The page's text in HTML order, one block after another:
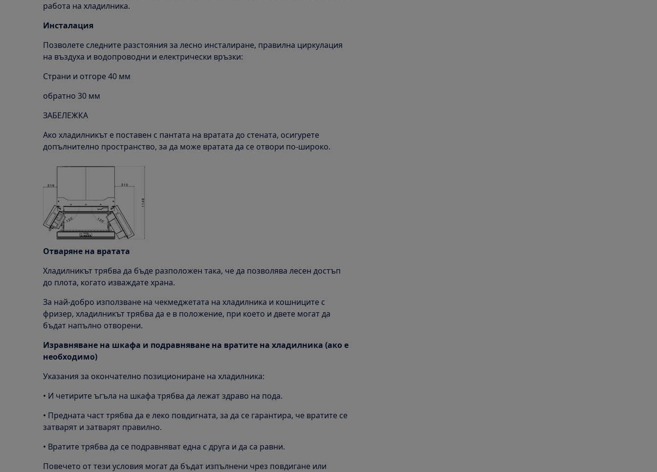
работа на хладилника.
Инсталация
Позволете следните разстояния за лесно инсталиране, правилна циркулация
на въздуха и водопроводни и електрически връзки:
Страни и отгоре 40 мм
обратно 30 мм
ЗАБЕЛЕЖКА
Ако хладилникът е поставен с пантата на вратата до стената, осигурете
допълнително пространство, за да може вратата да се отвори по-широко.
Отваряне на вратата
Хладилникът трябва да бъде разположен така, че да позволява лесен достъп
до плота, когато изваждате храна.
За най-добро използване на чекмеджетата на хладилника и кошниците с
фризер, хладилникът трябва да е в положение, при което и двете могат да
бъдат напълно отворени.
Изравняване на шкафа и подравняване на вратите на хладилника (ако е
необходимо)
Указания за окончателно позициониране на хладилника:
• И четирите ъгъла на шкафа трябва да лежат здраво на пода.
• Предната част трябва да е леко повдигната, за да се гарантира, че вратите се
затварят и затварят правилно.
• Вратите трябва да се подравняват една с друга и да са равни.
Повечето от тези условия могат да бъдат изпълнени чрез повдигане или